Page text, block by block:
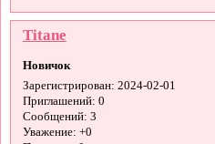
Titane
Новичок
Зарегистрирован: 2024-02-01
Приглашений: 0
Сообщений: 3
Уважение: +0